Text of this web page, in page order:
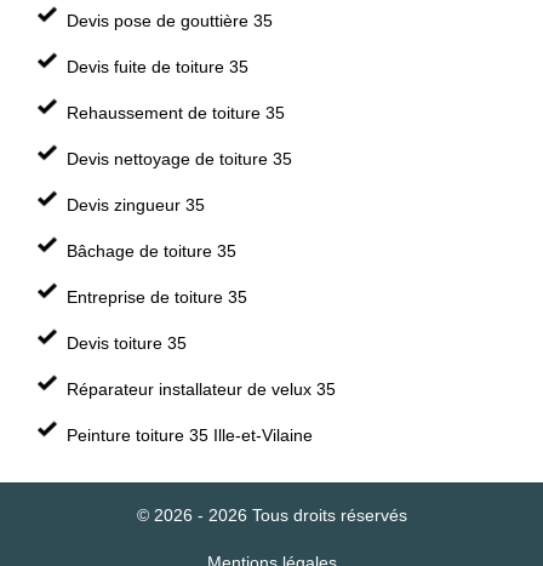
Devis pose de gouttière 35
Devis fuite de toiture 35
Rehaussement de toiture 35
Devis nettoyage de toiture 35
Devis zingueur 35
Bâchage de toiture 35
Entreprise de toiture 35
Devis toiture 35
Réparateur installateur de velux 35
Peinture toiture 35 Ille-et-Vilaine
© 2026 - 2026 Tous droits réservés